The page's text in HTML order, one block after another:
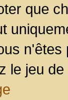
que
le jeu